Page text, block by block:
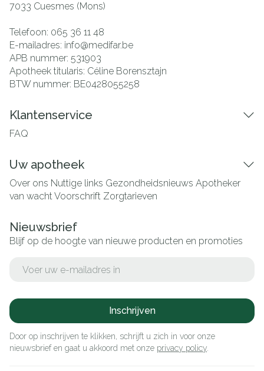
7033 Cuesmes (Mons)
Telefoon: 065 36 11 48
E-mailadres: info@medifar.be
APB nummer: 531903
Apotheek titularis: Céline Borensztajn
BTW nummer: BE0428055258
Klantenservice
FAQ
Uw apotheek
Over ons Nuttige links Gezondheidsnieuws Apotheker
van wachtVoorschrift Zorgtarieven
Nieuwsbrief
Blijf op de hoogte van nieuwe producten en promoties
Inschrijven
Door op inschrijven te klikken, schrijft u zich in voor onze
nieuwsbrief en gaat u akkoord met onze privacy policy